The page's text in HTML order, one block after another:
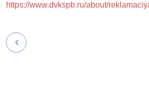
https://www.dvkspb.ru/about/